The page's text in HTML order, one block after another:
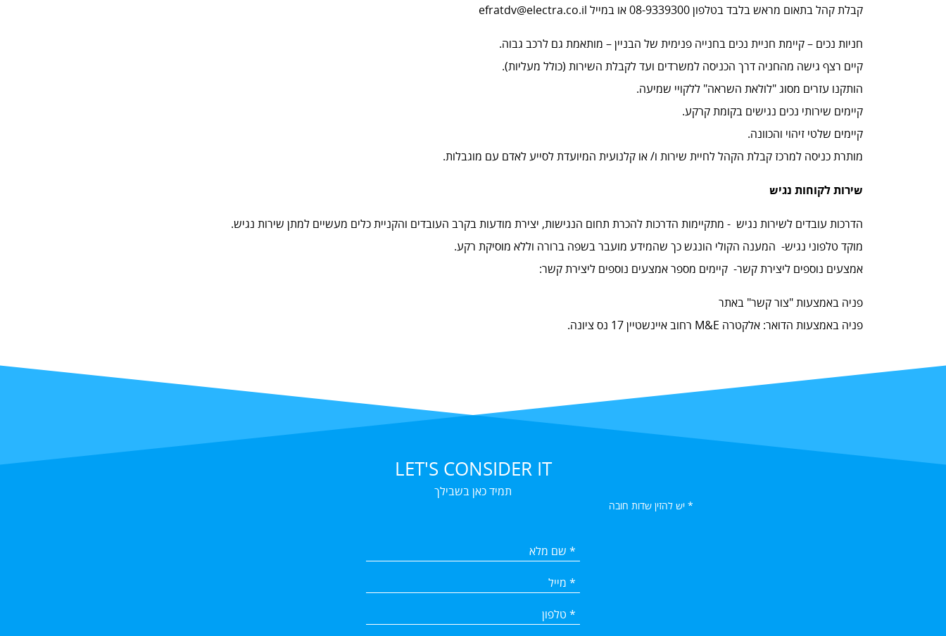
קבלת קהל בתאום מראש בלבד בטלפון 08-9339300 או במייל efratdv@electra.co.il
חניות נכים – קיימת חניית נכים בחנייה פנימית של הבניין – מותאמת גם לרכב גבוה.
קיים רצף גישה מהחניה דרך הכניסה למשרדים ועד לקבלת השירות (כולל מעליות).
הותקנו עזרים מסוג "לולאת השראה" ללקויי שמיעה.
קיימים שירותי נכים נגישים בקומת קרקע.
קיימים שלטי זיהוי והכוונה.
מותרת כניסה למרכז קבלת הקהל לחיית שירות ו/ או קלנועית המיועדת לסייע לאדם עם מוגבלות.
שירות לקוחות נגיש
הדרכות עובדים לשירות נגיש - מתקיימות הדרכות להכרת תחום הנגישות, יצירת מודעות בקרב העובדים והקניית כלים מעשיים למתן שירות נגיש.
מוקד טלפוני נגיש- המענה הקולי הונגש כך שהמידע מועבר בשפה ברורה וללא מוסיקת רקע.
אמצעים נוספים ליצירת קשר- קיימים מספר אמצעים נוספים ליצירת קשר:
פניה באמצעות "צור קשר" באתר
פניה באמצעות הדואר: אלקטרה M&E רחוב איינשטיין 17 נס ציונה.
LET'S CONSIDER IT
תמיד כאן בשבילך
* יש להזין שדות חובה